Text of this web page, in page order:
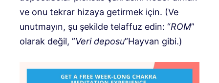
ve onu tekrar hizaya getirmek için. (Ve
unutmayın, şu şekilde telaffuz edin: “ROM”
olarak değil, ”Veri deposu”Hayvan gibi.)